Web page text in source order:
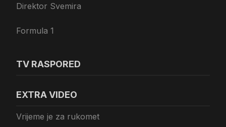
Direktor Svemira
Formula 1
TV RASPORED
EXTRA VIDEO
Vrijeme je za rukomet